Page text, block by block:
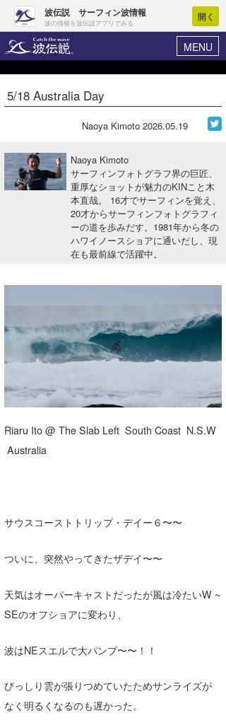
波伝説 サーフィン波情報
波の情報を波伝説アプリでみる
開く
MENU
ヘルプ マイホーム
ログイン
波情報･概況
WAVE HUNTER波予想ツール
今月のプレゼント
5/18 Australia Day
Naoya Kimoto 2026.05.19
Naoya Kimoto
サーフィンフォトグラフ界の巨匠、
重厚なショットが魅力のKINこと木
本直哉。 16才でサーフィンを覚え、
20才からサーフィンフォトグラフィ
ーの道を歩みだす。1981年から冬の
ハワイノースショアに通いだし、現
在も最前線で活躍中。
Riaru Ito @ The Slab Left South Coast N.S.W
Australia
サウスコーストトリップ・デイー６〜〜
ついに、突然やってきたザデイ〜〜
天気はオーバーキャストだったが風は冷たいW ~
SEのオフショアに変わり、
波はNEスエルで大パンプ〜〜！！
びっしり雲が張りつめていたためサンライズが
なく明るくなるのも遅かった。
Core Surf Japan
ファッション/グッズ
アート＆エンタメ
湘南
千葉北
伊豆
大阪
お知らせ
その他
ルール＆How to
ライター/寄稿メディア
Core Surf Japan
mitsuteru Kamio
SURFMEDIA
波伝説アンバサダー/プロライダー